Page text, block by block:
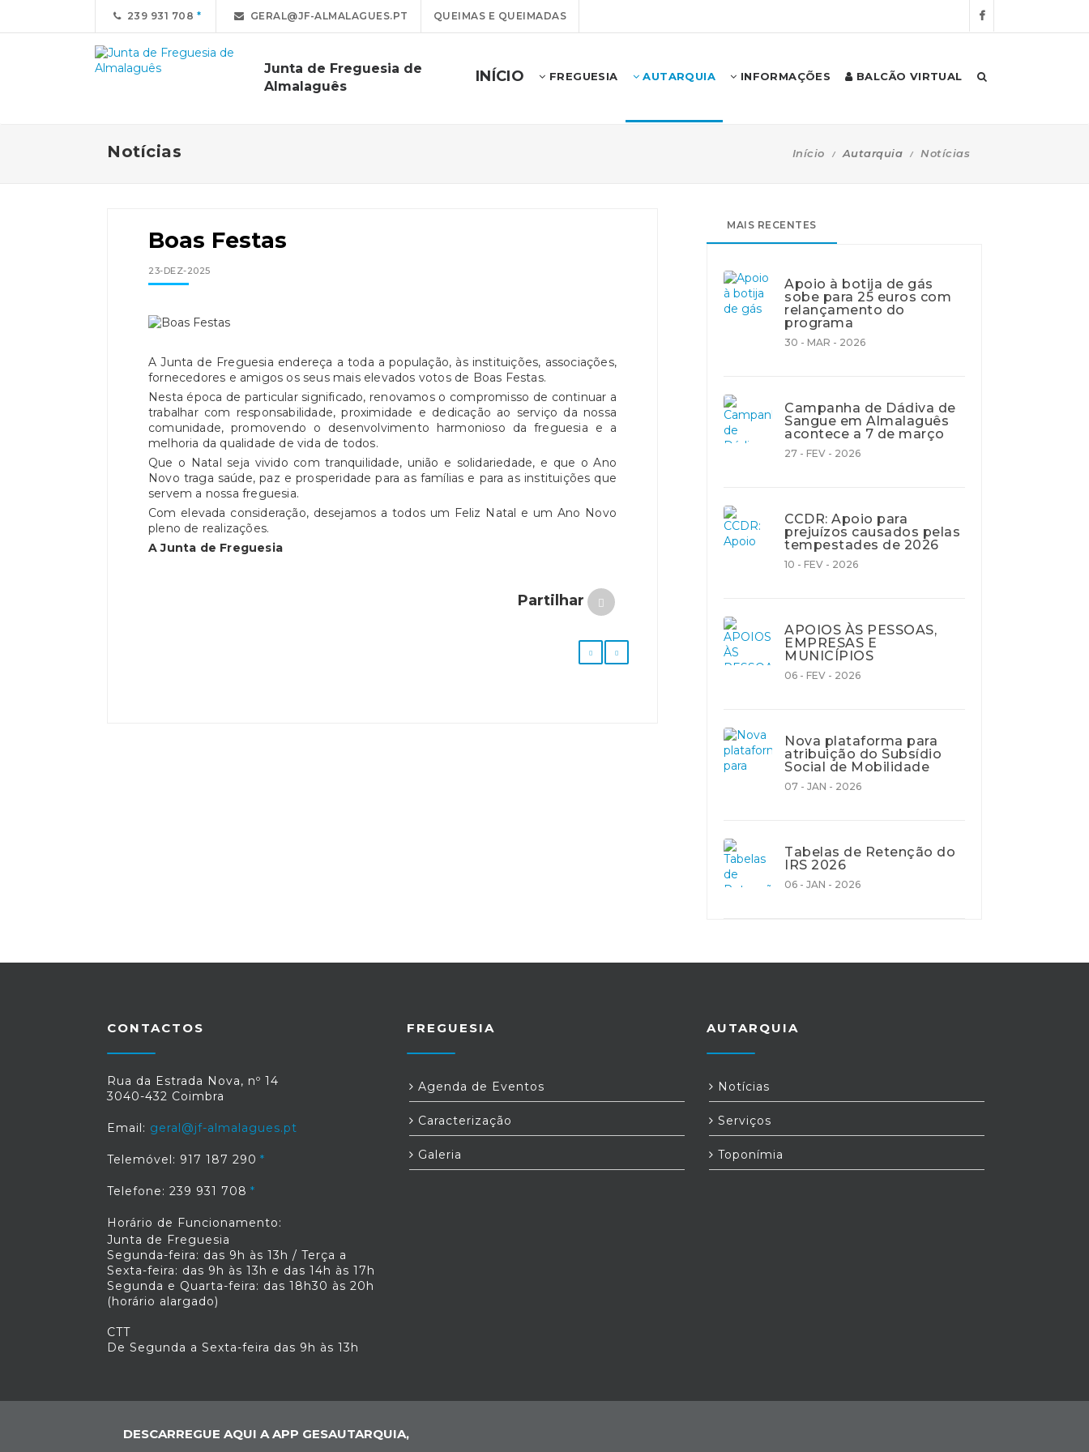
239 931 708 GERAL@JF-ALMALAGUES.PT QUEIMAS E QUEIMADAS
Junta de Freguesia de
Almalaguês
INÍCIO FREGUESIA AUTARQUIA INFORMAÇÕES BALCÃO VIRTUAL
Notícias Início Autarquia Notícias
Boas Festas
23-DEZ-2025
A Junta de Freguesia endereça a toda a população, às instituições, associações,
fornecedores e amigos os seus mais elevados votos de Boas Festas.
Nesta época de particular significado, renovamos o compromisso de continuar a
trabalhar com responsabilidade, proximidade e dedicação ao serviço da nossa
comunidade, promovendo o desenvolvimento harmonioso da freguesia e a
melhoria da qualidade de vida de todos.
Que o Natal seja vivido com tranquilidade, união e solidariedade, e que o Ano
Novo traga saúde, paz e prosperidade para as famílias e para as instituições que
servem a nossa freguesia.
Com elevada consideração, desejamos a todos um Feliz Natal e um Ano Novo
pleno de realizações.
A Junta de Freguesia
Partilhar
MAIS RECENTES
Apoio à botija de gás
sobe para 25 euros com
relançamento do
programa
30 - MAR - 2026
Campanha de Dádiva de
Sangue em Almalaguês
acontece a 7 de março
27 - FEV - 2026
CCDR: Apoio para
prejuízos causados pelas
tempestades de 2026
10 - FEV - 2026
APOIOS ÀS PESSOAS,
EMPRESAS E
MUNICÍPIOS
06 - FEV - 2026
Nova plataforma para
atribuição do Subsídio
Social de Mobilidade
07 - JAN - 2026
Tabelas de Retenção do
IRS 2026
06 - JAN - 2026
CONTACTOS
Rua da Estrada Nova, nº 14
3040-432 Coimbra
Email: geral@jf-almalagues.pt
Telemóvel: 917 187 290
Telefone: 239 931 708
Horário de Funcionamento:
Junta de Freguesia
Segunda-feira: das 9h às 13h / Terça a
Sexta-feira: das 9h às 13h e das 14h às 17h
Segunda e Quarta-feira: das 18h30 às 20h
(horário alargado)
CTT
De Segunda a Sexta-feira das 9h às 13h
FREGUESIA
Agenda de Eventos
Caracterização
Galeria
AUTARQUIA
Notícias
Serviços
Toponímia
DESCARREGUE AQUI A APP GESAUTARQUIA,